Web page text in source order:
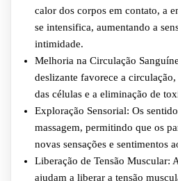
calor dos corpos em contato, a
se intensifica, aumentando a
intimidade.
Melhoria na Circulação
deslizante favorece a
das células e a eliminação de
Exploração Sensorial: Os
massagem, permitindo que os
novas sensações e sentimentos
Liberação de Tensão Muscular:
ajudam a liberar a tensão